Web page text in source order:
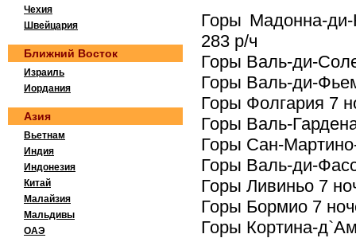
Горы Мадонна-
283 р/ч
Горы Валь-ди-
Горы Валь-ди-
Горы Фолгария 7
Горы Валь-
Горы Сан-
Горы Валь-ди-
Горы Ливиньо 7
Горы Бормио 7
Горы Кортина-
Чехия
Швейцария
Ближний Восток
Израиль
Иордания
Азия
Вьетнам
Индия
Индонезия
Китай
Малайзия
Мальдивы
ОАЭ